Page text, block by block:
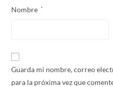
Nombre *
Guarda mi nombre, correo
para la próxima vez que